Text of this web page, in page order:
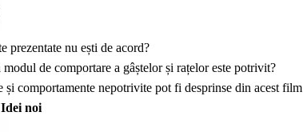
prezentate nu ești de acord?
modul de comportare a gâștelor și rațelor este potrivit?
și comportamente nepotrivite pot fi desprinse din acest film
noi